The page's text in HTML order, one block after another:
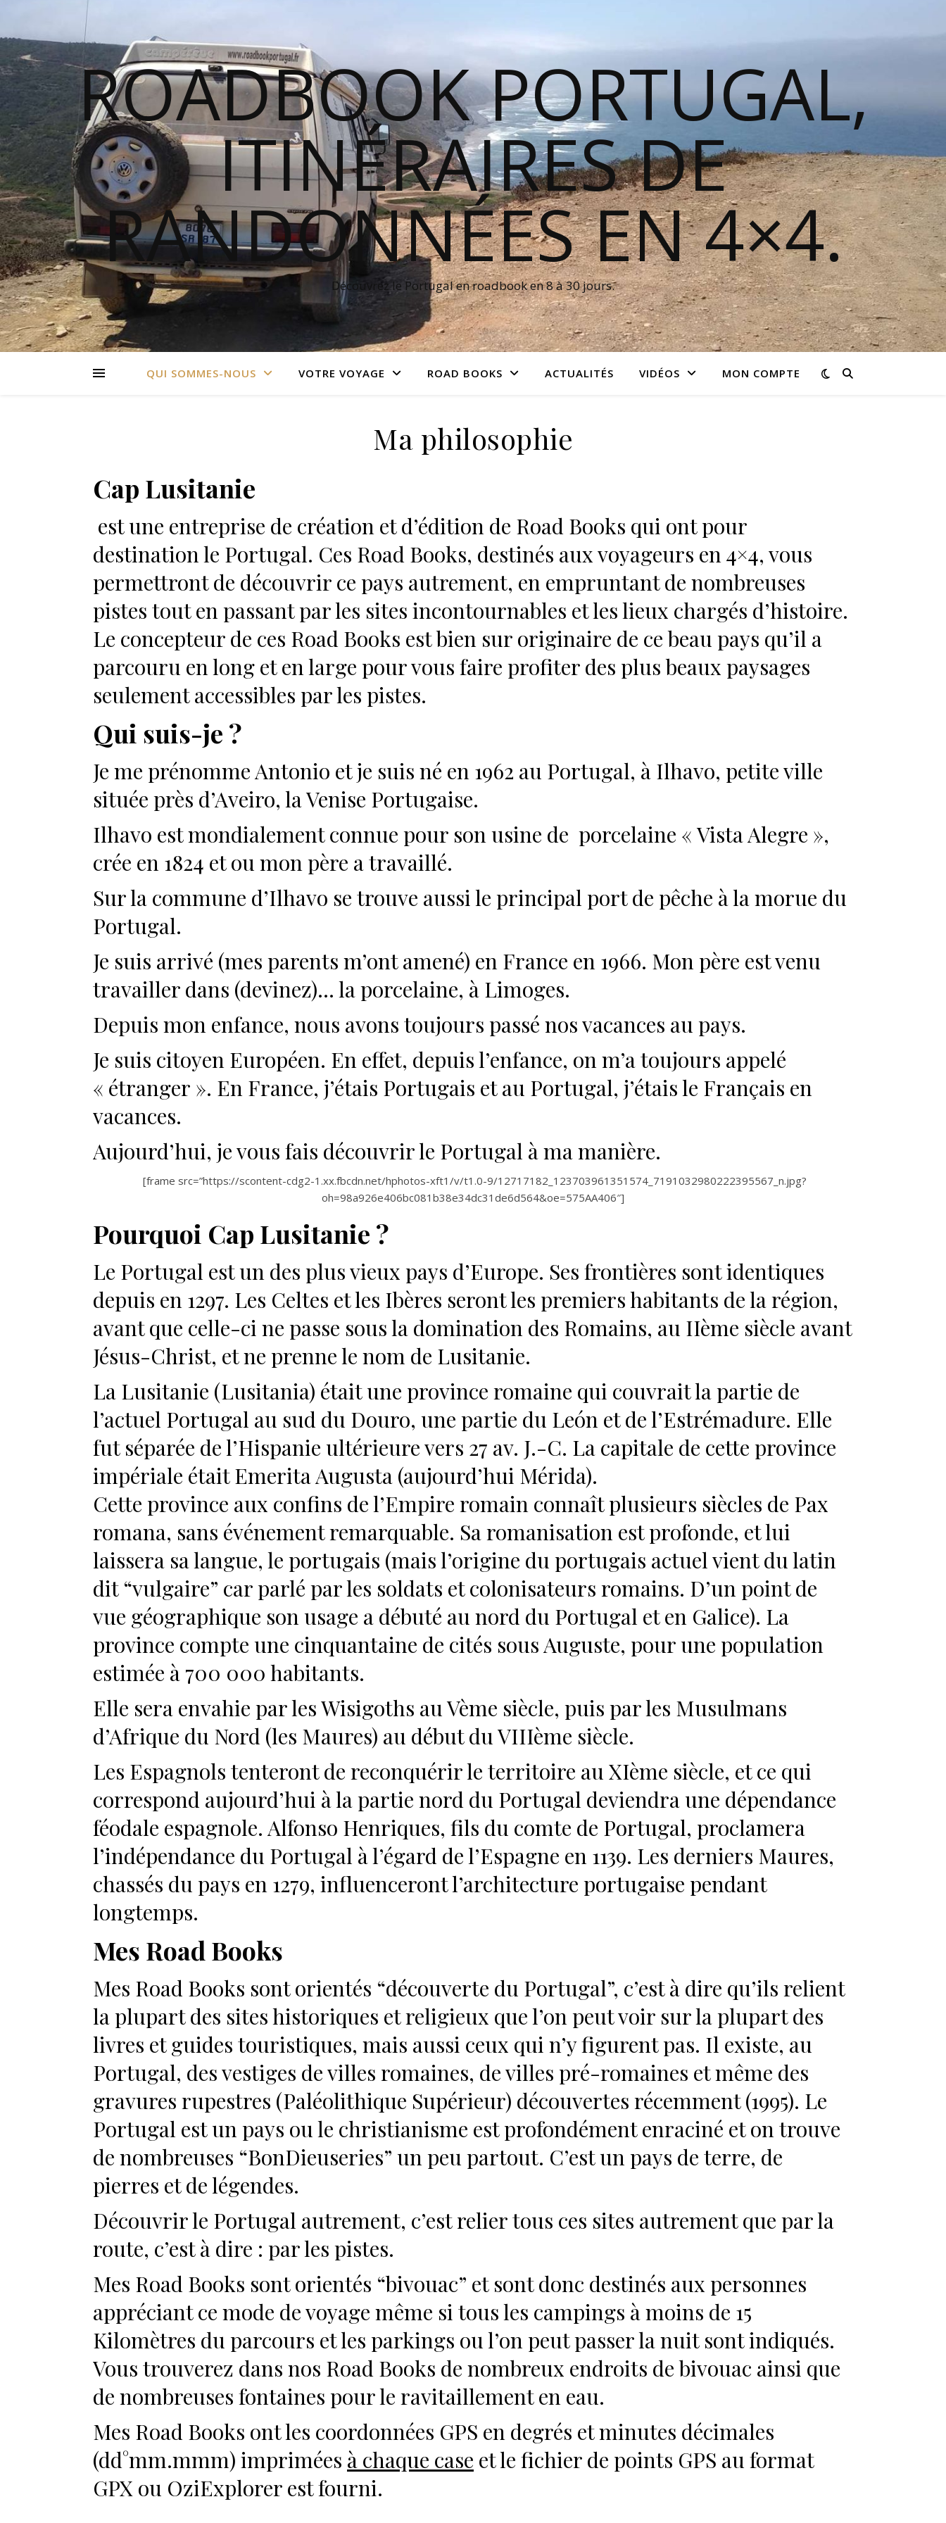
ROADBOOK PORTUGAL,
ITINÉRAIRES DE
RANDONNÉES EN 4×4.
Découvrez le Portugal en roadbook en 8 à 30 jours.
QUI SOMMES-NOUS VOTRE VOYAGE ROAD BOOKS ACTUALITÉS VIDÉOS MON COMPTE
Ma philosophie
Cap Lusitanie
est une entreprise de création et d’édition de Road Books qui ont pour
destination le Portugal. Ces Road Books, destinés aux voyageurs en 4×4, vous
permettront de découvrir ce pays autrement, en empruntant de nombreuses
pistes tout en passant par les sites incontournables et les lieux chargés d’histoire.
Le concepteur de ces Road Books est bien sur originaire de ce beau pays qu’il a
parcouru en long et en large pour vous faire profiter des plus beaux paysages
seulement accessibles par les pistes.
Qui suis-je ?
Je me prénomme Antonio et je suis né en 1962 au Portugal, à Ilhavo, petite ville
située près d’Aveiro, la Venise Portugaise.
Ilhavo est mondialement connue pour son usine de porcelaine « Vista Alegre »,
crée en 1824 et ou mon père a travaillé.
Sur la commune d’Ilhavo se trouve aussi le principal port de pêche à la morue du
Portugal.
Je suis arrivé (mes parents m’ont amené) en France en 1966. Mon père est venu
travailler dans (devinez)… la porcelaine, à Limoges.
Depuis mon enfance, nous avons toujours passé nos vacances au pays.
Je suis citoyen Européen. En effet, depuis l’enfance, on m’a toujours appelé
« étranger ». En France, j’étais Portugais et au Portugal, j’étais le Français en
vacances.
Aujourd’hui, je vous fais découvrir le Portugal à ma manière.
[frame src=”https://scontent-cdg2-1.xx.fbcdn.net/hphotos-xft1/v/t1.0-9/12717182_123703961351574_7191032980222395567_n.jpg?
oh=98a926e406bc081b38e34dc31de6d564&oe=575AA406″]
Pourquoi Cap Lusitanie ?
Le Portugal est un des plus vieux pays d’Europe. Ses frontières sont identiques
depuis en 1297. Les Celtes et les Ibères seront les premiers habitants de la région,
avant que celle-ci ne passe sous la domination des Romains, au IIème siècle avant
Jésus-Christ, et ne prenne le nom de Lusitanie.
La Lusitanie (Lusitania) était une province romaine qui couvrait la partie de
l’actuel Portugal au sud du Douro, une partie du León et de l’Estrémadure. Elle
fut séparée de l’Hispanie ultérieure vers 27 av. J.-C. La capitale de cette province
impériale était Emerita Augusta (aujourd’hui Mérida).
Cette province aux confins de l’Empire romain connaît plusieurs siècles de Pax
romana, sans événement remarquable. Sa romanisation est profonde, et lui
laissera sa langue, le portugais (mais l’origine du portugais actuel vient du latin
dit “vulgaire” car parlé par les soldats et colonisateurs romains. D’un point de
vue géographique son usage a débuté au nord du Portugal et en Galice). La
province compte une cinquantaine de cités sous Auguste, pour une population
estimée à 700 000 habitants.
Elle sera envahie par les Wisigoths au Vème siècle, puis par les Musulmans
d’Afrique du Nord (les Maures) au début du VIIIème siècle.
Les Espagnols tenteront de reconquérir le territoire au XIème siècle, et ce qui
correspond aujourd’hui à la partie nord du Portugal deviendra une dépendance
féodale espagnole. Alfonso Henriques, fils du comte de Portugal, proclamera
l’indépendance du Portugal à l’égard de l’Espagne en 1139. Les derniers Maures,
chassés du pays en 1279, influenceront l’architecture portugaise pendant
longtemps.
Mes Road Books
Mes Road Books sont orientés “découverte du Portugal”, c’est à dire qu’ils relient
la plupart des sites historiques et religieux que l’on peut voir sur la plupart des
livres et guides touristiques, mais aussi ceux qui n’y figurent pas. Il existe, au
Portugal, des vestiges de villes romaines, de villes pré-romaines et même des
gravures rupestres (Paléolithique Supérieur) découvertes récemment (1995). Le
Portugal est un pays ou le christianisme est profondément enraciné et on trouve
de nombreuses “BonDieuseries” un peu partout. C’est un pays de terre, de
pierres et de légendes.
Découvrir le Portugal autrement, c’est relier tous ces sites autrement que par la
route, c’est à dire : par les pistes.
Mes Road Books sont orientés “bivouac” et sont donc destinés aux personnes
appréciant ce mode de voyage même si tous les campings à moins de 15
Kilomètres du parcours et les parkings ou l’on peut passer la nuit sont indiqués.
Vous trouverez dans nos Road Books de nombreux endroits de bivouac ainsi que
de nombreuses fontaines pour le ravitaillement en eau.
Mes Road Books ont les coordonnées GPS en degrés et minutes décimales
(dd°mm.mmm) imprimées à chaque case et le fichier de points GPS au format
GPX ou OziExplorer est fourni.